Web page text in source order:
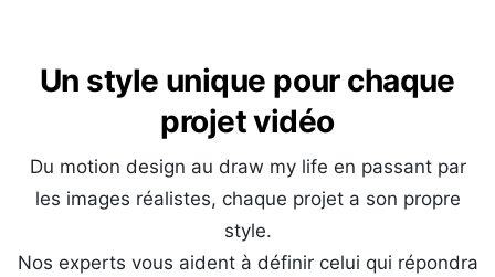
Un style unique pour chaque
projet vidéo
Du motion design au draw my life en passant par
les images réalistes, chaque projet a son propre
style.
Nos experts vous aident à définir celui qui répondra